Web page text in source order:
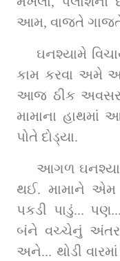
આમ, વાજતે ગાજતે
ઘનશ્યામે
કામ કરવા અમે
આજ ઠીક
મામાના હાથમાં
પોતે દોડ્યા.
આગળ
થઈ. મામાને એમ
પકડી પાડું...
બંને વચ્ચેનું
અને... થોડી